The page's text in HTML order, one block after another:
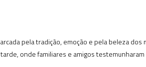
pela tradição, emoção e pela beleza dos
onde familiares e amigos